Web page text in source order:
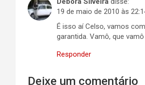
19 de maio de 2010 às
É isso aí Celso, vamos
garantida. Vamô, que
Responder
Deixe um comentário